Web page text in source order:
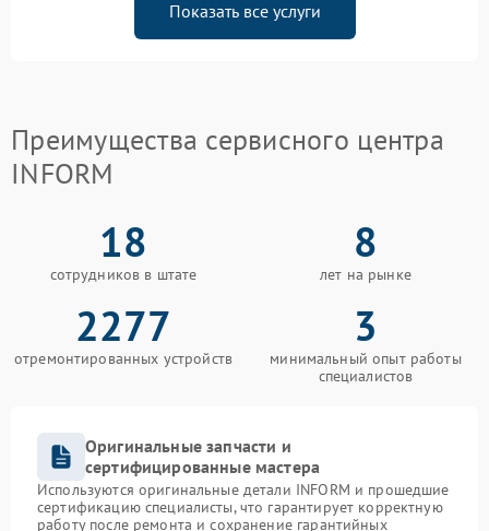
Показать все услуги
Преимущества сервисного центра
INFORM
18
сотрудников в штате
8
лет на рынке
2277
отремонтированных устройств
3
минимальный опыт работы
специалистов
Оригинальные запчасти и
сертифицированные мастера
Используются оригинальные детали INFORM и прошедшие
сертификацию специалисты, что гарантирует корректную
работу после ремонта и сохранение гарантийных